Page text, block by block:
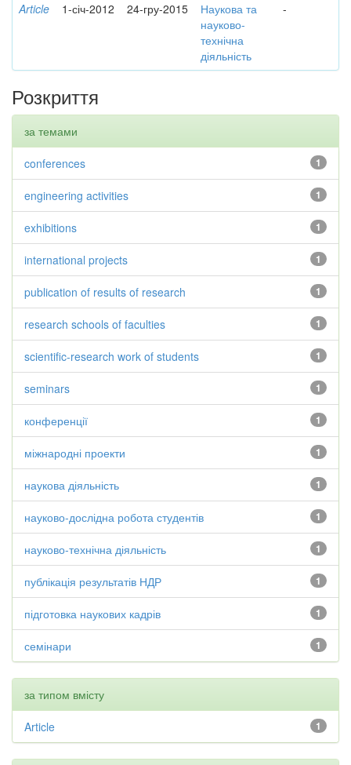
Article 1-січ-2012 24-гру-2015
Наукова та
науково-
технічна
діяльність
-
Розкриття
за темами
1
conferences
1
engineering activities
1
exhibitions
1
international projects
1
publication of results of research
1
research schools of faculties
1
scientific-research work of students
1
seminars
1
конференції
1
міжнародні проекти
1
наукова діяльність
1
науково-дослідна робота студентів
1
науково-технічна діяльність
1
публікація результатів НДР
1
підготовка наукових кадрів
1
семінари
за типом вмісту
1
Article